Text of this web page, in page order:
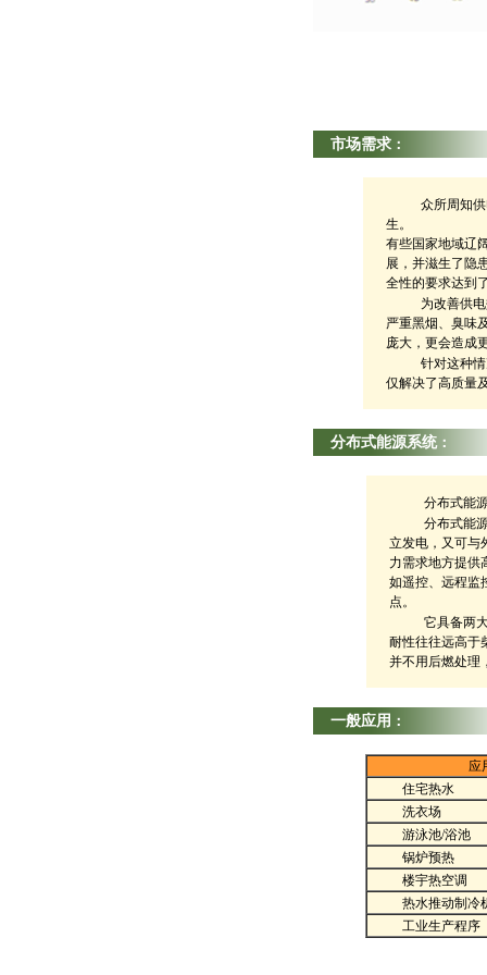
市场需求：
众所周知
生。
有些国家地域辽
展，并滋生了隐
全性的要求达到
为改善供
严重黑烟、臭味
庞大，更会造成
针对这种
仅解决了高质量
分布式能源系统：
分布式能
分布式能
立发电，又可与
力需求地方提供
如遥控、远程监
点。
它具备两
耐性往往远高于
并不用后燃处理
一般应用 ：
应
住宅热水
洗衣场
游泳池/浴池
锅炉预热
楼宇热空调
热水推动制冷
工业生产程序